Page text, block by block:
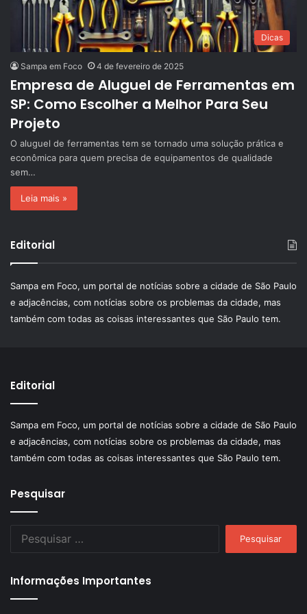
Dicas
Sampa em Foco 4 de fevereiro de 2025
Empresa de Aluguel de Ferramentas em
SP: Como Escolher a Melhor Para Seu
Projeto
O aluguel de ferramentas tem se tornado uma solução prática e
econômica para quem precisa de equipamentos de qualidade
sem…
Leia mais »
Editorial
Sampa em Foco, um portal de notícias sobre a cidade de São Paulo
e adjacências, com notícias sobre os problemas da cidade, mas
também com todas as coisas interessantes que São Paulo tem.
Editorial
Sampa em Foco, um portal de notícias sobre a cidade de São Paulo
e adjacências, com notícias sobre os problemas da cidade, mas
também com todas as coisas interessantes que São Paulo tem.
Pesquisar
Informações Importantes